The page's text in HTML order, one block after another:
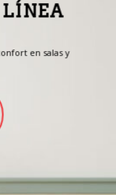
LÍNEA
en salas y